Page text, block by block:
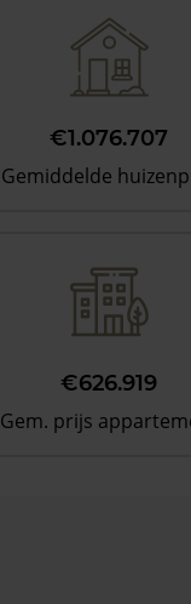
€1.076.707
Gemiddelde
€626.919
Gem. prijs